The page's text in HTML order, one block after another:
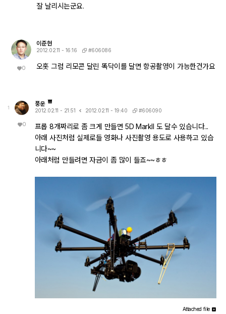
잘 날리시는군요.
0
이준현
2012.02.11 - 16:16 #606086
오홋 그럼 리모콘 달린 똑닥이를 달면 항공촬영이 가능한건가요
1
0
풍운
2012.02.11 - 21:51 2012.02.11 - 19:40 #606090
프롭 8개짜리로 좀 크게 만들면 5D MarkII 도 달수 있습니다...
아래 사진처럼 실제로들 영화나 사진촬영 용도로 사용하고 있습
니다~~
아래처럼 만들려면 자금이 좀 많이 들죠~~ㅎㅎ
Attached file